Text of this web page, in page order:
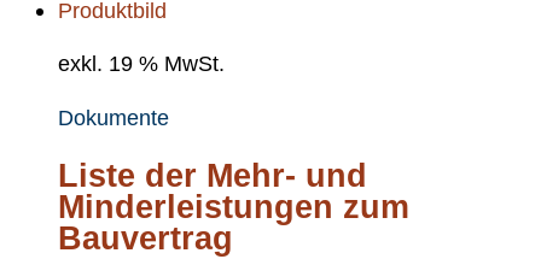
exkl. 19 % MwSt.
Dokumente
Liste der Mehr- und
Minderleistungen zum
Bauvertrag